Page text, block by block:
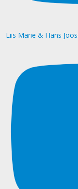
Liis Marie & Hans